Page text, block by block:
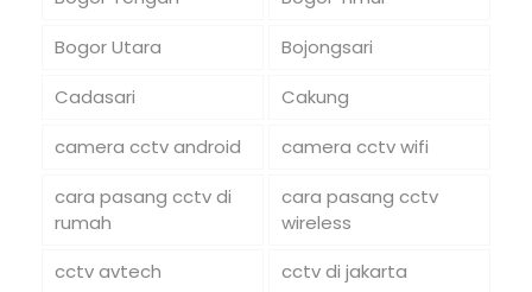
Bogor Utara
Bojongsari
Cadasari
Cakung
camera cctv android
camera cctv wifi
cara pasang cctv di
rumah
cara pasang cctv
wireless
cctv avtech
cctv di jakarta